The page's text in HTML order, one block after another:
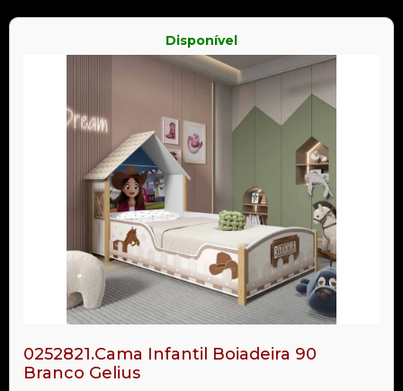
Disponível
0252821.Cama Infantil Boiadeira 90
Branco Gelius